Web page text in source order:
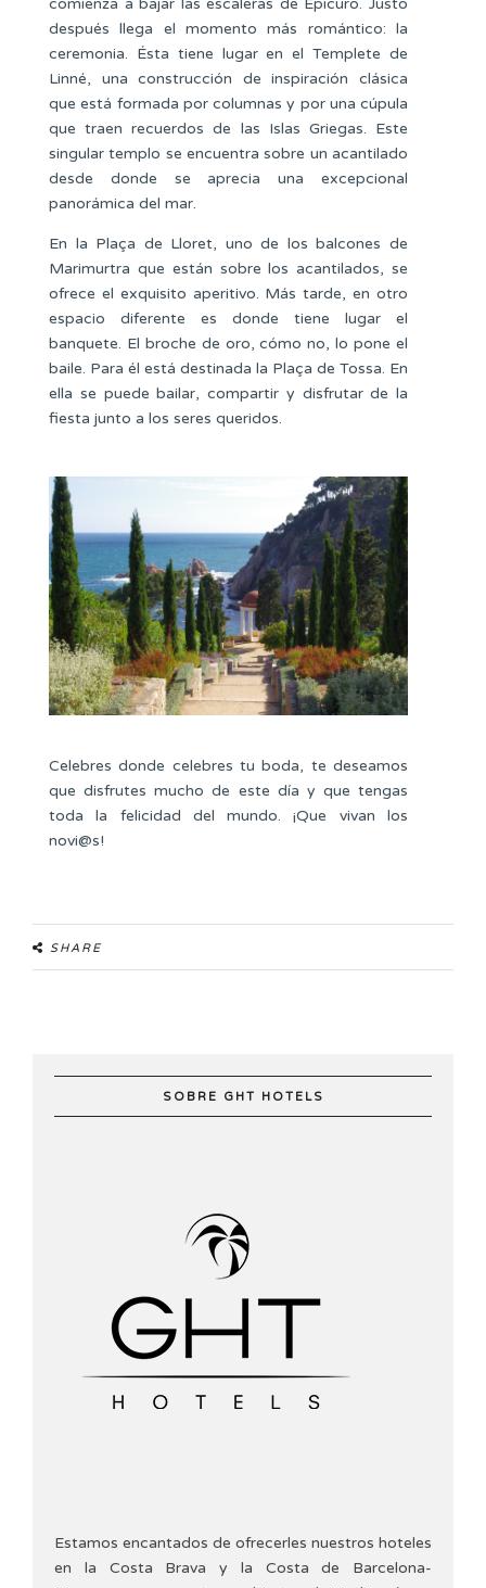
después llega el momento más romántico: la
ceremonia. Ésta tiene lugar en el Templete de
Linné, una construcción de inspiración clásica
que está formada por columnas y por una cúpula
que traen recuerdos de las Islas Griegas. Este
singular templo se encuentra sobre un acantilado
desde donde se aprecia una excepcional
panorámica del mar.
En la Plaça de Lloret, uno de los balcones de
Marimurtra que están sobre los acantilados, se
ofrece el exquisito aperitivo. Más tarde, en otro
espacio diferente es donde tiene lugar el
banquete. El broche de oro, cómo no, lo pone el
baile. Para él está destinada la Plaça de Tossa. En
ella se puede bailar, compartir y disfrutar de la
fiesta junto a los seres queridos.
Celebres donde celebres tu boda, te deseamos
que disfrutes mucho de este día y que tengas
toda la felicidad del mundo. ¡Que vivan los
novi@s!
SHARE
SOBRE GHT HOTELS
Estamos encantados de ofrecerles nuestros hoteles
en la Costa Brava y la Costa de Barcelona-